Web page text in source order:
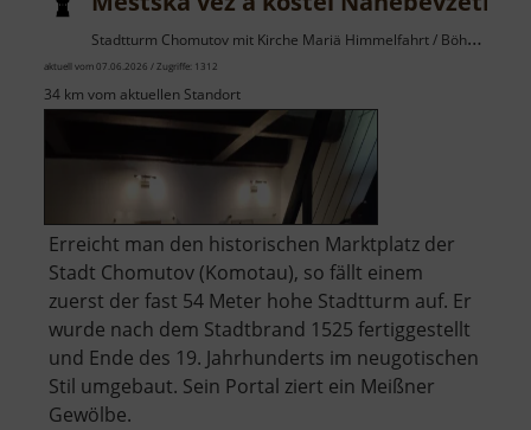
Stadtturm Chomutov mit Kirche Mariä Himmelfahrt / Böhmisches Erzgebirge
aktuell vom 07.06.2026 / Zugriffe: 1312
34 km vom aktuellen Standort
Erreicht man den historischen Marktplatz der
Stadt Chomutov (Komotau), so fällt einem
zuerst der fast 54 Meter hohe Stadtturm auf. Er
wurde nach dem Stadtbrand 1525 fertiggestellt
und Ende des 19. Jahrhunderts im neugotischen
Stil umgebaut. Sein Portal ziert ein Meißner
Gewölbe.